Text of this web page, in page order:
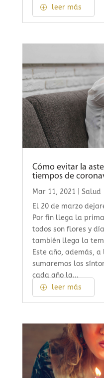
leer más
Cómo evitar la
tiempos de
Mar 11, 2021
Salud
El 20 de marzo
Por fin llega la
todos son flores y
también llega la
Este año, además,
sumaremos los
cada año la...
leer más